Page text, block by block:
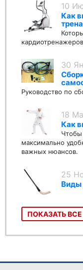
10
Как
30
Руководство по
18
Как
Чтобы
максимально
важных нюансов.
25
Виды
ПОКАЗАТЬ ВСЕ